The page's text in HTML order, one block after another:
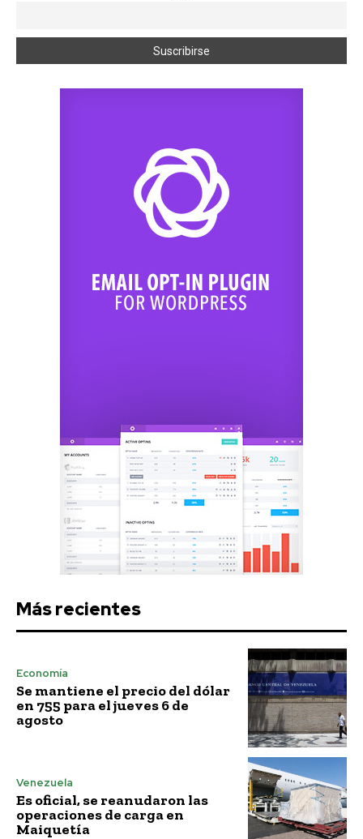
Más recientes
Economía
Se mantiene el precio del dólar
en 755 para el jueves 6 de
agosto
Venezuela
Es oficial, se reanudaron las
operaciones de carga en
Maiquetía